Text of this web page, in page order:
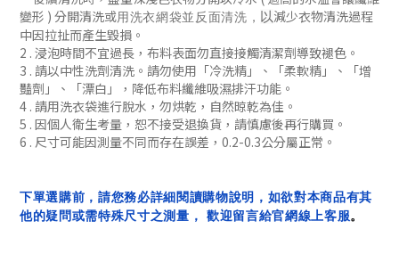
變形 ) 分開清洗或用洗衣網袋並 反面清洗 ， 以減少衣物清洗過程
中因拉扯而產生毀損。
2 . 浸泡時間不宜過長，布料表面勿直接接觸清潔劑導致褪色。
3 . 請以中性洗劑清洗。請勿使用「冷洗精」、「柔軟精」
、「增
豔劑」
、「漂白」，降低布料纖維吸濕排汗功能 。
4 . 請用洗衣袋進行脫水，勿烘乾，自然晾乾為佳。
5 . 因個人衛生考量，恕不接受退換貨，請慎慮後再行購買。
6 . 尺寸可能因測量不同而存在誤差，0.2-0.3公分屬正常。
下單選購前，請您務必詳細閱讀購物說明，如欲對本商品有其
他的疑問或需特殊尺寸之測量， 歡迎留言給官網線上客服。